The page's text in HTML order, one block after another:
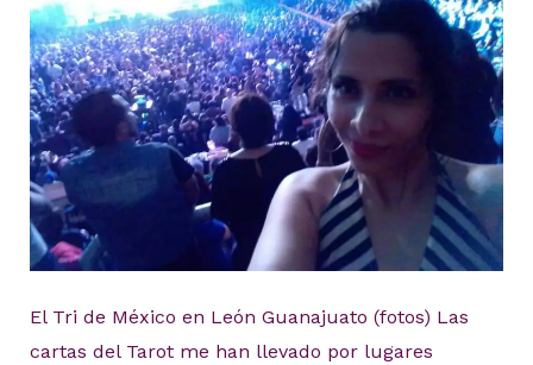
El Tri de México en León Guanajuato (fotos) Las
cartas del Tarot me han llevado por lugares